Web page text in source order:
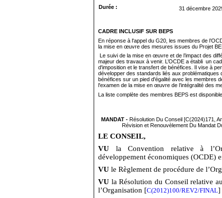
Durée : 31 décembre
CADRE INCLUSIF SUR BEPS
En réponse à l'appel du G20, les membres de
la mise en œuvre des mesures issues du Projet
Le suivi de la mise en œuvre et de l’impact des
majeur des travaux à venir. L’OCDE a établi un
d'imposition et le transfert de bénéfices. Il vise à
développer des standards liés aux
bénéfices sur un pied d'égalité avec les membres
l'examen de la mise en œuvre de l’intégralité des
La liste complète des membres BEPS est
MANDAT -Résolution Du Conseil[C(2024)171 ,
Révisionet RenouvèlementDu Mandat
LE CONSEIL,
VU la Convention relative à
développement économiques (OCDE)
VU le Règlement de procédure de
VU la Résolution du Conseil relative
l’Organisation [C(2012)100/REV2/FINAL]